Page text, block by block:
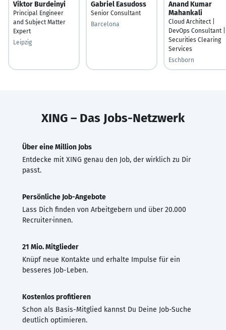
Viktor Burdeinyi
Principal Engineer
and Subject Matter
Expert
Leipzig
Gabriel Easudoss
Senior Consultant
Barcelona
Anand Kumar
Mahankali
Cloud Architect |
DevOps Consultant |
Securities Clearing
Services
Eschborn
XING – Das Jobs-Netzwerk
Über eine Million Jobs
Entdecke mit XING genau den Job, der wirklich zu Dir
passt.
Persönliche Job-Angebote
Lass Dich finden von Arbeitgebern und über 20.000
Recruiter·innen.
21 Mio. Mitglieder
Knüpf neue Kontakte und erhalte Impulse für ein
besseres Job-Leben.
Kostenlos profitieren
Schon als Basis-Mitglied kannst Du Deine Job-Suche
deutlich optimieren.